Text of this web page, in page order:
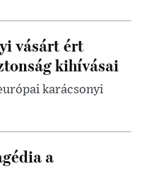
vásárt ért
kihívásai
karácsonyi
a